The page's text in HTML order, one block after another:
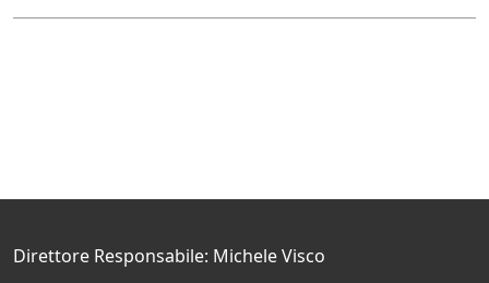
Direttore Responsabile: Michele Visco